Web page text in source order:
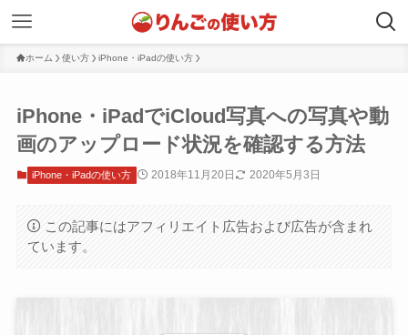
ホーム 使い方 iPhone・iPadの使い方
iPhone・iPadでiCloud写真への写真や動
画のアップロード状況を確認する方法
iPhone・iPadの使い方 2018年11月20日 2020年5月3日
この記事にはアフィリエイト広告および広告が含まれ
ています。